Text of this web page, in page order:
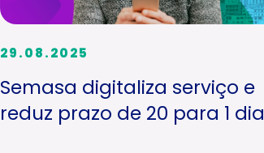
29.08.2025
Semasa digitaliza serviço e
reduz prazo de 20 para 1 dia